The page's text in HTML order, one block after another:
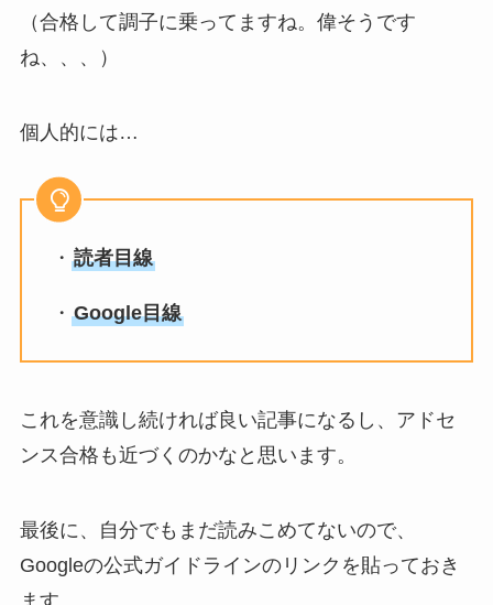
（合格して調子に乗ってますね。偉そうです
ね、、、）
個人的には…
・ 読者目線
・ Google目線
これを意識し続ければ良い記事になるし、アドセ
ンス合格も近づくのかなと思います。
最後に、自分でもまだ読みこめてないので、
Googleの公式ガイドラインのリンクを貼っておき
ます。